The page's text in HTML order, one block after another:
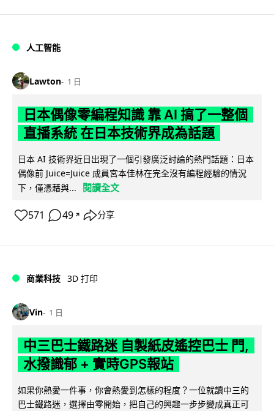
人工智能
Lawton 1 日
日本偶像零編程知識 靠 AI 搞了一整個
直播系統 在日本技術界成為話題
日本 AI 技術界近日出現了一個引發廣泛討論的熱門話題：日本
偶像前 Juice=Juice 成員宮本佳林在完全沒有編程經驗的情況
下，僅憑藉與...
閱讀全文
571 49 ↗ 分享
商業科技 3D 打印
Vin 1 日
中三巴士鐵路迷 自製紙皮遙控巴士 門,
水撥識郁 + 實時GPS報站
如果你熱愛一件事，你會熱愛到怎樣的程度？一位就讀中三的
巴士鐵路迷，選擇由零開始，把自己的興趣一步步變成真正可